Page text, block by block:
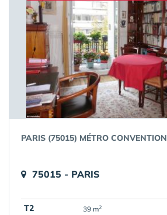
PARIS (75015) MÉTRO CONVENTION
75015 - PARIS
T2 39 m2